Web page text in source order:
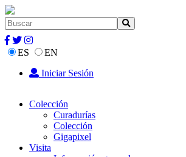
ES
EN
Iniciar Sesión
Colección
Curadurías
Colección
Gigapixel
Visita